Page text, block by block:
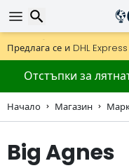
Получете безплатна
Предлага се и DHL
30 дни за връщане, 90
Отстъпки за
Начало Магазин
Big Agnes
Търсене